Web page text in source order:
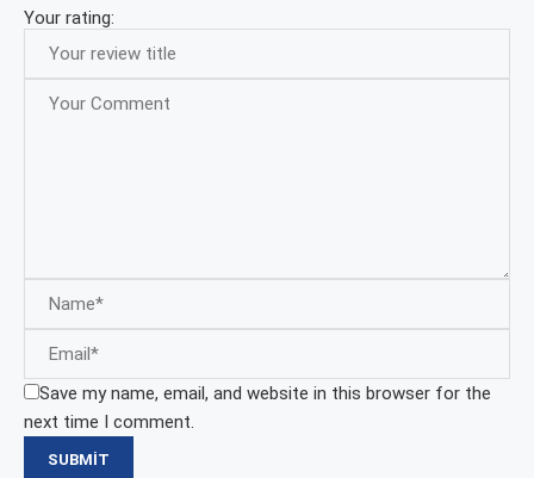
Your rating:
Save my name, email, and website in this browser for the
next time I comment.